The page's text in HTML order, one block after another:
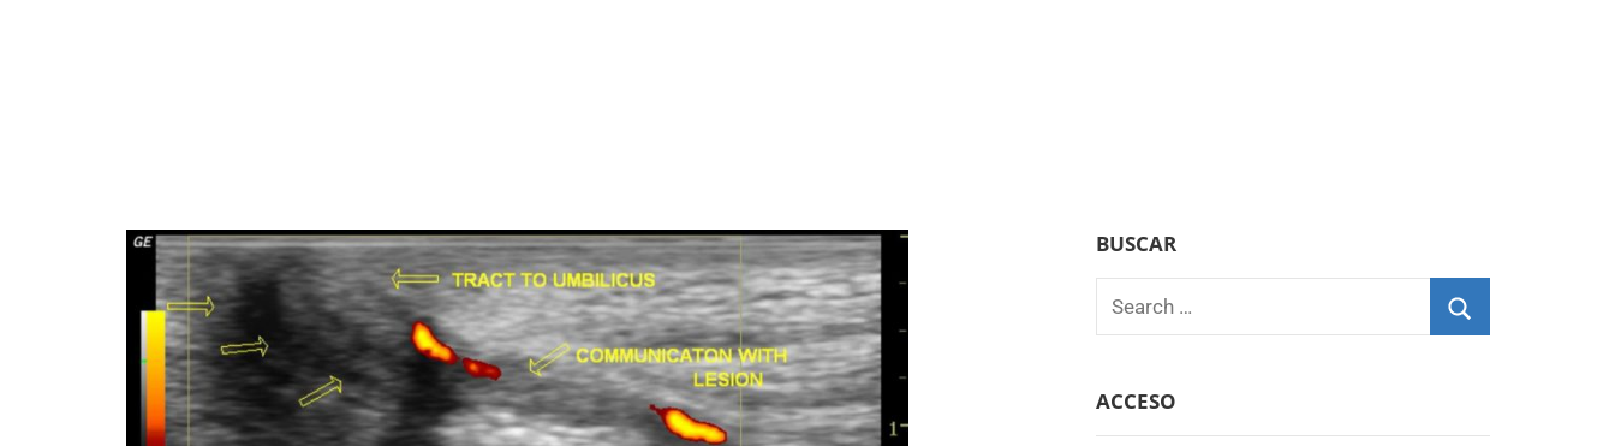
BUSCAR
Search
for:
ACCESO